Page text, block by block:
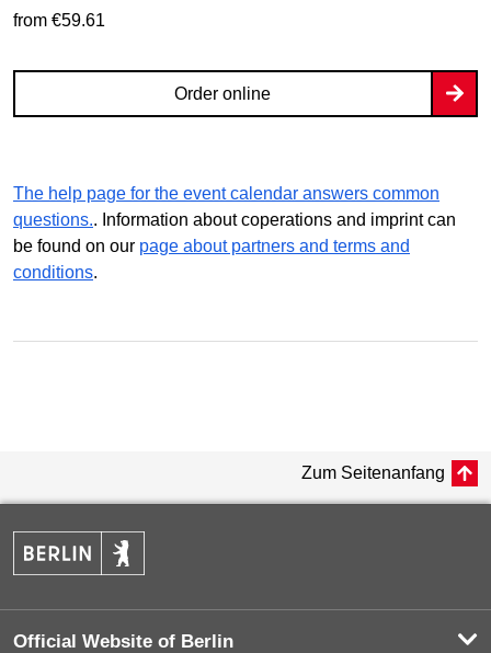
from €59.61
Order online
The help page for the event calendar answers common
questions.. Information about coperations and imprint can
be found on our page about partners and terms and
conditions.
Zum Seitenanfang
Official Website of Berlin